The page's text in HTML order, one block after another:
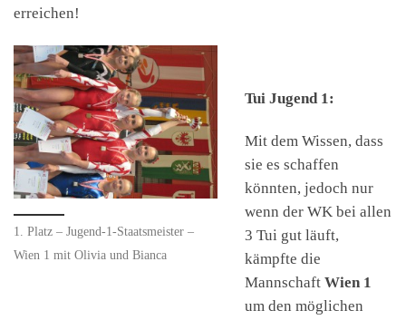
erreichen!
1. Platz – Jugend-1-Staatsmeister –
Wien 1 mit Olivia und Bianca
Tui Jugend 1:
Mit dem Wissen, dass
sie es schaffen
könnten, jedoch nur
wenn der WK bei allen
3 Tui gut läuft,
kämpfte die
MannschaftWien 1
um den möglichen